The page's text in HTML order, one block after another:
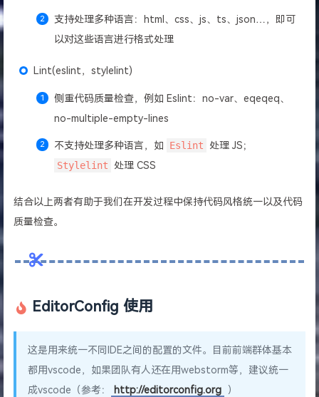
支持处理多种语言：html、css、js、ts、json…，即可
以对这些语言进行格式处理
Lint(eslint，stylelint)
侧重代码质量检查，例如 Eslint：no-var、eqeqeq、
no-multiple-empty-lines
不支持处理多种语言，如 Eslint
处理 JS；
Stylelint
处理 CSS
结合以上两者有助于我们在开发过程中保持代码风格统一以及代码
质量检查。
EditorConfig 使用
这是用来统一不同IDE之间的配置的文件。目前前端群体基本
都用vscode，如果团队有人还在用webstorm等，建议统一
成vscode（参考：
http://editorconfig.org ）